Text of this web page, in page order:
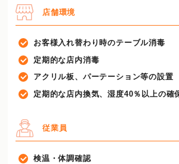
店舗環境
お客様入れ替わり時のテーブル消毒
定期的な店内消毒
アクリル板、パーテーション等の設置
定期的な店内換気、湿度40％以上の確
従業員
検温・体調確認